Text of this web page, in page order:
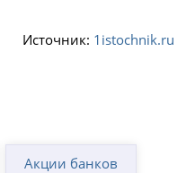
Источник: 1istochnik.ru
Акции банков